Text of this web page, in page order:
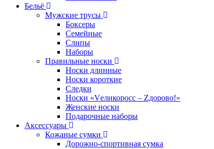
Бельё
Мужские трусы
Боксеры
Семейные
Слипы
Наборы
Правильные носки
Носки длинные
Носки короткие
Следки
Носки «Vеликоросс – Zдорово!»
Женские носки
Подарочные наборы
Аксессуары
Кожаные сумки
Дорожно-спортивная сумка